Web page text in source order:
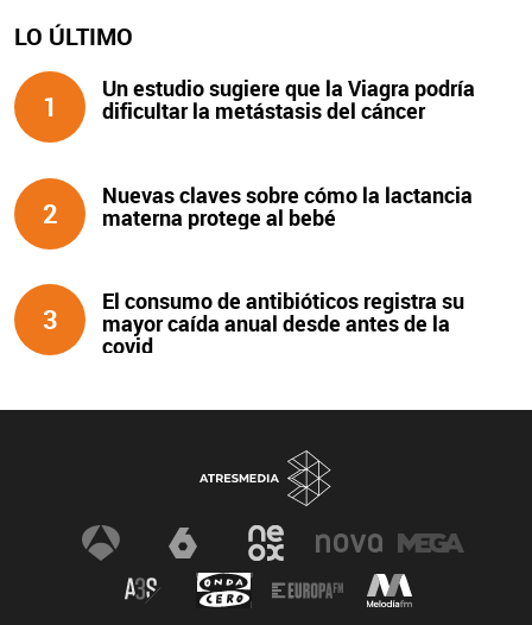
LO ÚLTIMO
1
Un estudio sugiere que la Viagra podría
dificultar la metástasis del cáncer
2
Nuevas claves sobre cómo la lactancia
materna protege al bebé
3
El consumo de antibióticos registra su
mayor caída anual desde antes de la
covid